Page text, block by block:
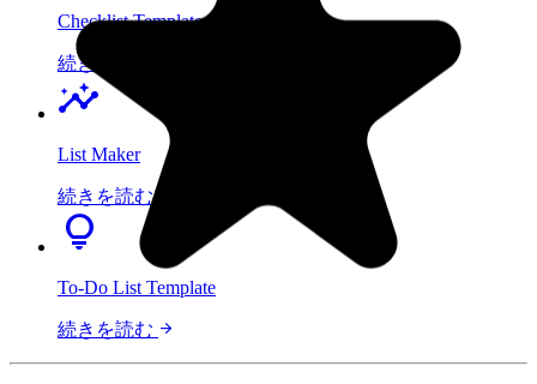
Checklist Template
続きを読む
insights
List Maker
続きを読む
lightbulb
To-Do List Template
続きを読む arrow_forward